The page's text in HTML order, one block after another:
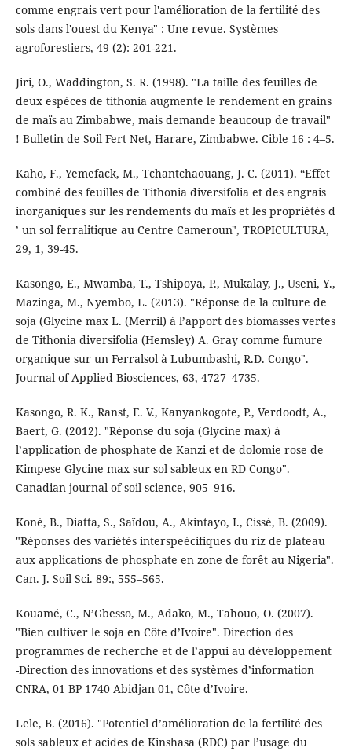
comme engrais vert pour l'amélioration de la fertilité des
sols dans l'ouest du Kenya" : Une revue. Systèmes
agroforestiers, 49 (2): 201-221.
Jiri, O., Waddington, S. R. (1998). "La taille des feuilles de
deux espèces de tithonia augmente le rendement en grains
de maïs au Zimbabwe, mais demande beaucoup de travail"
! Bulletin de Soil Fert Net, Harare, Zimbabwe. Cible 16 : 4–5.
Kaho, F., Yemefack, M., Tchantchaouang, J. C. (2011). “Effet
combiné des feuilles de Tithonia diversifolia et des engrais
inorganiques sur les rendements du maïs et les propriétés d
’ un sol ferralitique au Centre Cameroun", TROPICULTURA,
29, 1, 39-45.
Kasongo, E., Mwamba, T., Tshipoya, P., Mukalay, J., Useni, Y.,
Mazinga, M., Nyembo, L. (2013). "Réponse de la culture de
soja (Glycine max L. (Merril) à l’apport des biomasses vertes
de Tithonia diversifolia (Hemsley) A. Gray comme fumure
organique sur un Ferralsol à Lubumbashi, R.D. Congo".
Journal of Applied Biosciences, 63, 4727–4735.
Kasongo, R. K., Ranst, E. V., Kanyankogote, P., Verdoodt, A.,
Baert, G. (2012). "Réponse du soja (Glycine max) à
l’application de phosphate de Kanzi et de dolomie rose de
Kimpese Glycine max sur sol sableux en RD Congo".
Canadian journal of soil science, 905–916.
Koné, B., Diatta, S., Saïdou, A., Akintayo, I., Cissé, B. (2009).
"Réponses des variétés interspeécifiques du riz de plateau
aux applications de phosphate en zone de forêt au Nigeria".
Can. J. Soil Sci. 89:, 555–565.
Kouamé, C., N’Gbesso, M., Adako, M., Tahouo, O. (2007).
"Bien cultiver le soja en Côte d’Ivoire". Direction des
programmes de recherche et de l’appui au développement
-Direction des innovations et des systèmes d’information
CNRA, 01 BP 1740 Abidjan 01, Côte d’Ivoire.
Lele, B. (2016). "Potentiel d’amélioration de la fertilité des
sols sableux et acides de Kinshasa (RDC) par l’usage du